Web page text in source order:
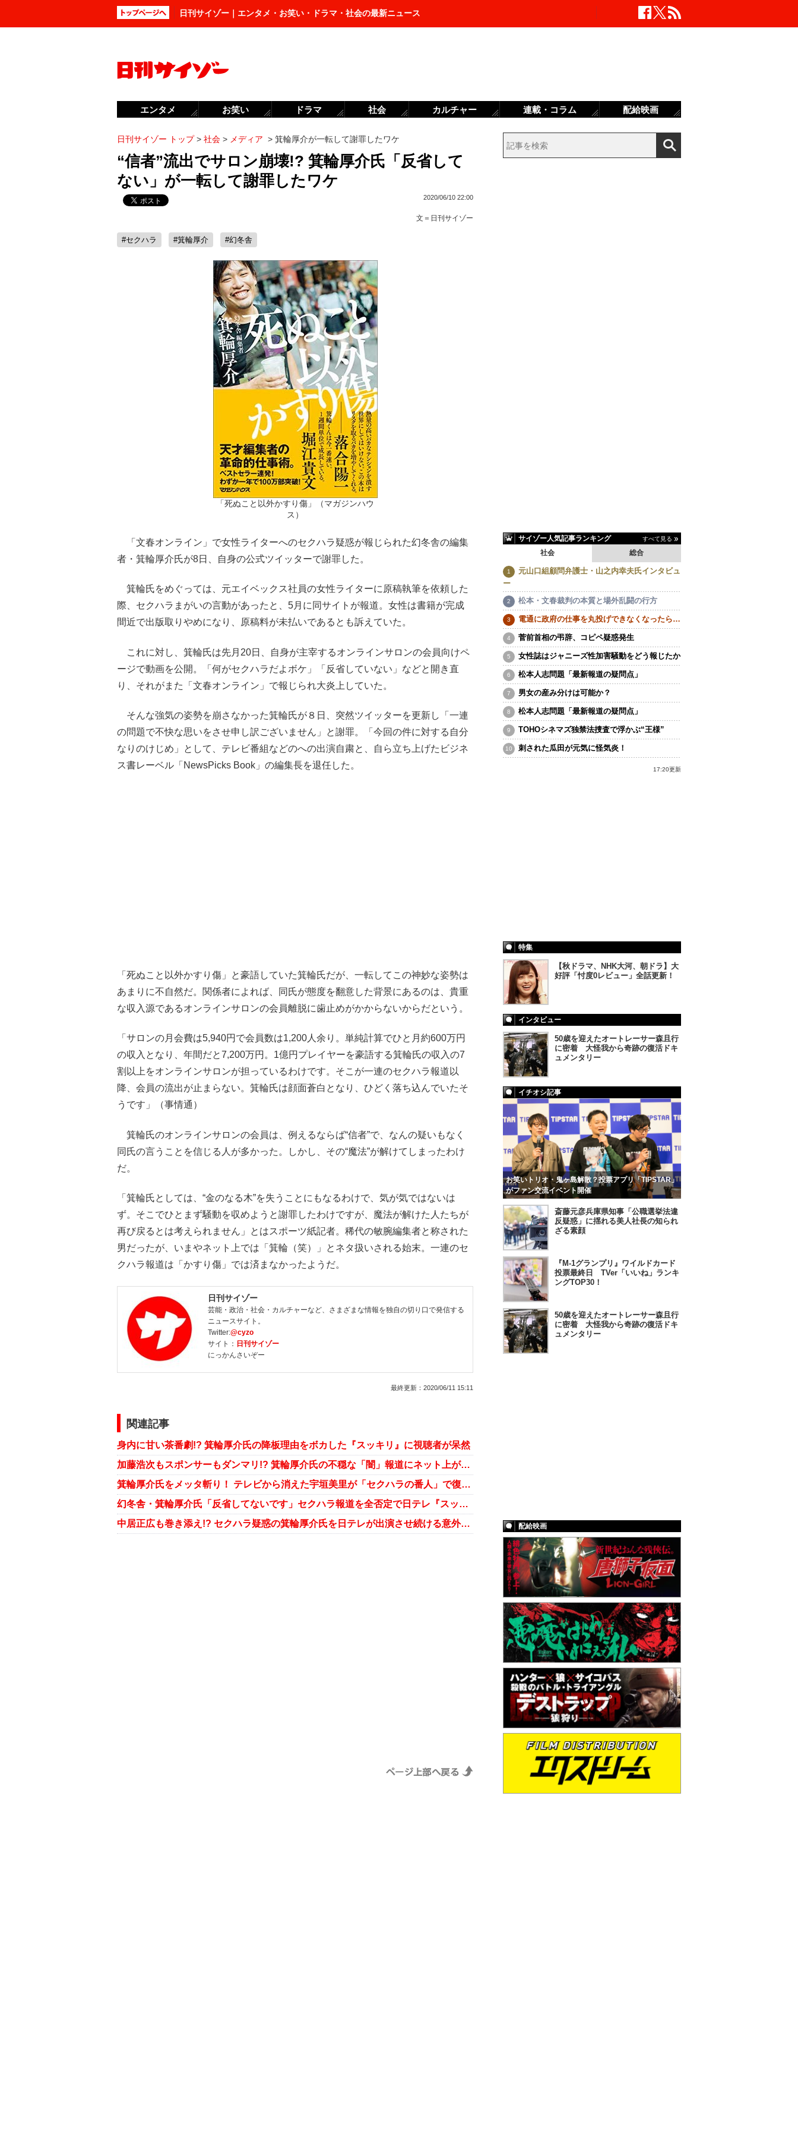
日刊サイゾー｜エンタメ・お笑い・ドラマ・社会の最新ニュース
日刊サイゾー トップ> 社会 > メディア > 箕輪厚介が一転して謝罪したワケ
“信者”流出でサロン崩壊!? 箕輪厚介氏「反省して
ない」が一転して謝罪したワケ
2020/06/10 22:00
文＝ 日刊サイゾー
#セクハラ #箕輪厚介 #幻冬舎
「死ぬこと以外かすり傷」（マガジンハウ
ス）
「文春オンライン」で女性ライターへのセクハラ疑惑が報じられた幻冬舎の編集
者・箕輪厚介氏が8日、自身の公式ツイッターで謝罪した。
箕輪氏をめぐっては、元エイベックス社員の女性ライターに原稿執筆を依頼した
際、セクハラまがいの言動があったと、5月に同サイトが報道。女性は書籍が完成
間近で出版取りやめになり、原稿料が未払いであるとも訴えていた。
これに対し、箕輪氏は先月20日、自身が主宰するオンラインサロンの会員向けペ
ージで動画を公開。「何がセクハラだよボケ」「反省していない」などと開き直
り、それがまた「文春オンライン」で報じられ大炎上していた。
そんな強気の姿勢を崩さなかった箕輪氏が８日、突然ツイッターを更新し「一連
の問題で不快な思いをさせ申し訳ございません」と謝罪。「今回の件に対する自分
なりのけじめ」として、テレビ番組などのへの出演自粛と、自ら立ち上げたビジネ
ス書レーベル「NewsPicks Book」の編集長を退任した。
「死ぬこと以外かすり傷」と豪語していた箕輪氏だが、一転してこの神妙な姿勢は
あまりに不自然だ。関係者によれば、同氏が態度を翻意した背景にあるのは、貴重
な収入源であるオンラインサロンの会員離脱に歯止めがかからないからだという。
「サロンの月会費は5,940円で会員数は1,200人余り。単純計算でひと月約600万円
の収入となり、年間だと7,200万円。1億円プレイヤーを豪語する箕輪氏の収入の7
割以上をオンラインサロンが担っているわけです。そこが一連のセクハラ報道以
降、会員の流出が止まらない。箕輪氏は顔面蒼白となり、ひどく落ち込んでいたそ
うです」（事情通）
箕輪氏のオンラインサロンの会員は、例えるならば“信者”で、なんの疑いもなく
同氏の言うことを信じる人が多かった。しかし、その“魔法”が解けてしまったわけ
だ。
「箕輪氏としては、“金のなる木”を失うことにもなるわけで、気が気ではないは
ず。そこでひとまず騒動を収めようと謝罪したわけですが、魔法が解けた人たちが
再び戻るとは考えられません」とはスポーツ紙記者。稀代の敏腕編集者と称された
男だったが、いまやネット上では「箕輪（笑）」とネタ扱いされる始末。一連のセ
クハラ報道は「かすり傷」では済まなかったようだ。
日刊サイゾー
芸能・政治・社会・カルチャーなど、さまざまな情報を独自の切り口で発信する
ニュースサイト。
Twitter:@cyzo
サイト： 日刊サイゾー
にっかんさいぞー
最終更新： 2020/06/11 15:11
関連記事
身内に甘い茶番劇!? 箕輪厚介氏の降板理由をボカした『スッキリ』に視聴者が呆然
加藤浩次もスポンサーもダンマリ!? 箕輪厚介氏の不穏な「闇」報道にネット上が騒然
箕輪厚介氏をメッタ斬り！ テレビから消えた宇垣美里が「セクハラの番人」で復活か
幻冬舎・箕輪厚介氏「反省してないです」セクハラ報道を全否定で日テレ『スッキリ』はどうなる？
中居正広も巻き添え!? セクハラ疑惑の箕輪厚介氏を日テレが出演させ続ける意外な理由
サイゾー人気記事ランキング すべて見る
社会 総合
元山口組顧問弁護士・山之内幸夫氏インタビュ
ー
松本・文春裁判の本質と場外乱闘の行方
電通に政府の仕事を丸投げできなくなったら…
菅前首相の弔辞、コピペ疑惑発生
女性誌はジャニーズ性加害騒動をどう報じたか
松本人志問題「最新報道の疑問点」
男女の産み分けは可能か？
松本人志問題「最新報道の疑問点」
TOHOシネマズ独禁法捜査で浮かぶ“王様”
刺された瓜田が元気に怪気炎！
17:20更新
特集
【秋ドラマ、NHK大河、朝ドラ】大
好評「忖度0レビュー」全話更新！
インタビュー
50歳を迎えたオートレーサー森且行
に密着 大怪我から奇跡の復活ドキ
ュメンタリー
イチオシ記事
お笑いトリオ・鬼ヶ島解散？投票アプリ「TIPSTAR」
がファン交流イベント開催
斎藤元彦兵庫県知事「公職選挙法違
反疑惑」に揺れる美人社長の知られ
ざる素顔
『M-1グランプリ』ワイルドカード
投票最終日 TVer「いいね」ランキ
ングTOP30！
50歳を迎えたオートレーサー森且行
に密着 大怪我から奇跡の復活ドキ
ュメンタリー
配給映画
エンタメ お笑い ドラマ 社会 カルチャー 連載・コラム 配給映画